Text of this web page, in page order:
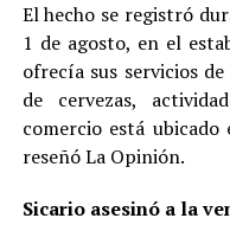
El hecho se registró
1 de agosto, en el
ofrecía sus servicios
de cervezas,
comercio está
reseñó La Opinión.
Sicario asesinó a la